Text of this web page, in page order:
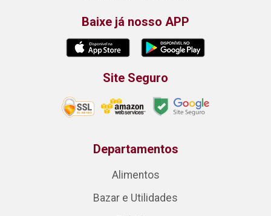
Baixe já nosso APP
Site Seguro
Departamentos
Alimentos
Bazar e Utilidades